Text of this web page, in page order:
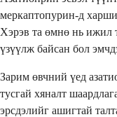
меркаптопурин-д
Хэрэв та өмнө нь ижил
үзүүлж байсан бол
Зарим өвчний үед
тусгай хяналт
эрсдэлийг ашигтай